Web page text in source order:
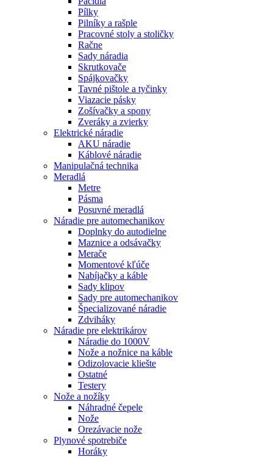
Pílky
Pilníky a rašple
Pracovné stoly a stoličky
Račne
Sady náradia
Skrutkovače
Spájkovačky
Tavné pištole a tyčinky
Viazacie pásky
Zošívačky a spony
Zveráky a zvierky
Elektrické náradie
AKU náradie
Káblové náradie
Manipulačná technika
Meradlá
Metre
Pásma
Posuvné meradlá
Náradie pre automechanikov
Doplnky do autodielne
Maznice a odsávačky
Merače
Momentové kľúče
Nabíjačky a káble
Sady klipov
Sady pre automechanikov
Špecializované náradie
Zdviháky
Náradie pre elektrikárov
Náradie do 1000V
Nože a nožnice na káble
Odizolovacie kliešte
Ostatné
Testery
Nože a nožíky
Náhradné čepele
Nože
Orezávacie nože
Plynové spotrebiče
Horáky